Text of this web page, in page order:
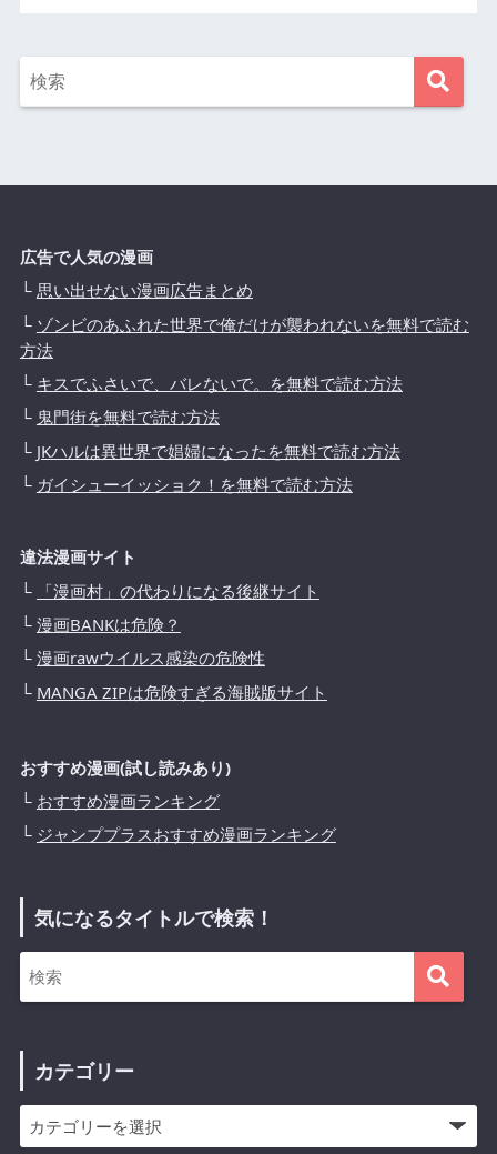
広告で人気の漫画
└ 思い出せない漫画広告まとめ
└ ゾンビのあふれた世界で俺だけが襲われないを無料で読む
方法
└ キスでふさいで、バレないで。を無料で読む方法
└ 鬼門街を無料で読む方法
└ JKハルは異世界で娼婦になったを無料で読む方法
└ ガイシューイッショク！を無料で読む方法
違法漫画サイト
└
「漫画村」の代わりになる後継サイト
└ 漫画BANKは危険？
└ 漫画rawウイルス感染の危険性
└ MANGA ZIPは危険すぎる海賊版サイト
おすすめ漫画(試し読みあり)
└ おすすめ漫画ランキング
└ ジャンププラスおすすめ漫画ランキング
気になるタイトルで検索！
カテゴリー